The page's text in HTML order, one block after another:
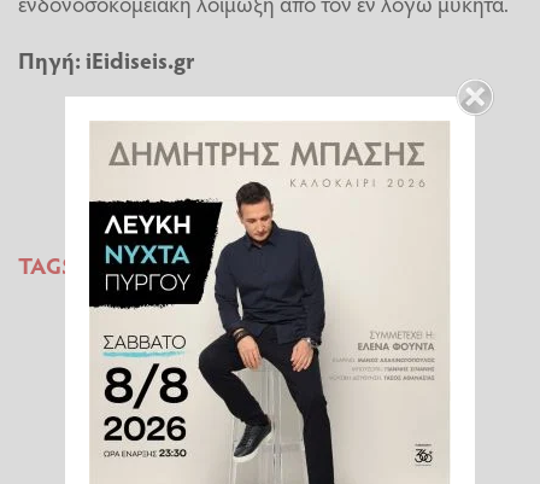
Πηγή: iEidiseis.gr
TAGS: ΝΟΣΟΚΟΜΕΙΑ
ΛΟΙΜΩΞΕΙΣ
CANDIDA AURIS